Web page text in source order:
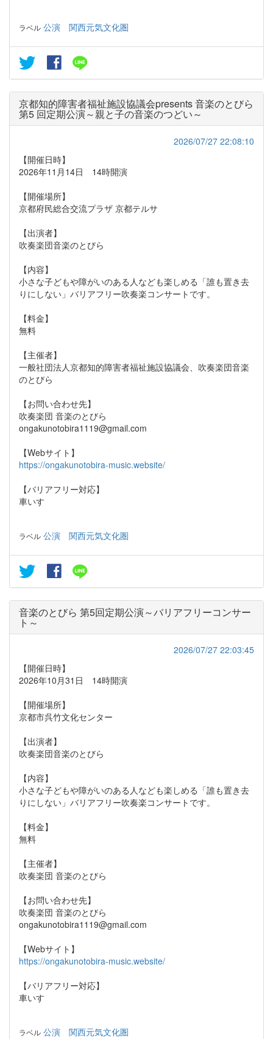
ラベル 公演 関西元気文化圏
京都知的障害者福祉施設協議会presents 音楽のとびら
第5 回定期公演～親と子の音楽のつどい～
2026/07/27 22:08:10
【開催日時】
2026年11月14日 14時開演
【開催場所】
京都府民総合交流プラザ 京都テルサ
【出演者】
吹奏楽団音楽のとびら
【内容】
小さな子どもや障がいのある人なども楽しめる「誰も置き去
りにしない」バリアフリー吹奏楽コンサートです。
【料金】
無料
【主催者】
一般社団法人京都知的障害者福祉施設協議会、吹奏楽団音楽
のとびら
【お問い合わせ先】
吹奏楽団 音楽のとびら
ongakunotobira1119@gmail.com
【Webサイト】
https://ongakunotobira-music.website/
【バリアフリー対応】
車いす
ラベル 公演 関西元気文化圏
音楽のとびら 第5回定期公演～バリアフリーコンサー
ト～
2026/07/27 22:03:45
【開催日時】
2026年10月31日 14時開演
【開催場所】
京都市呉竹文化センター
【出演者】
吹奏楽団音楽のとびら
【内容】
小さな子どもや障がいのある人なども楽しめる「誰も置き去
りにしない」バリアフリー吹奏楽コンサートです。
【料金】
無料
【主催者】
吹奏楽団 音楽のとびら
【お問い合わせ先】
吹奏楽団 音楽のとびら
ongakunotobira1119@gmail.com
【Webサイト】
https://ongakunotobira-music.website/
【バリアフリー対応】
車いす
ラベル 公演 関西元気文化圏